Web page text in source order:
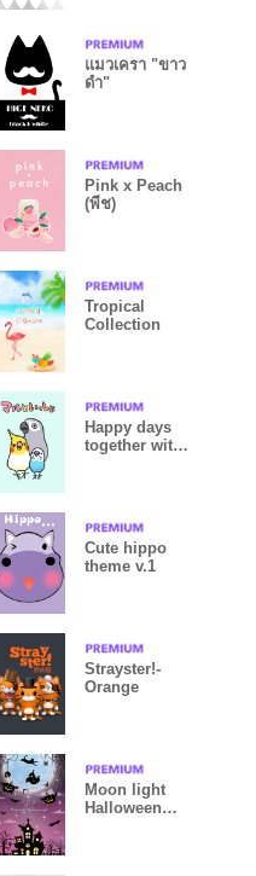
แมวเครา "ขาว
ดำ"
Pink x Peach
(พีช)
Tropical
Collection
Happy days
together with
Cute hippo
theme v.1
Strayster!-
Orange
Moon light
Halloween